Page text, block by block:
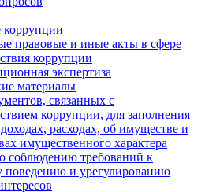
коррупции
правовые и иные акты в сфере
коррупции
экспертиза
материалы
связанных с
коррупции, для заполнения
расходах, об имуществе и
имущественного характера
соблюдению требований к
поведению и урегулированию